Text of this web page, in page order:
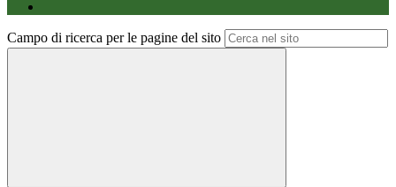
Campo di ricerca per le pagine del sito